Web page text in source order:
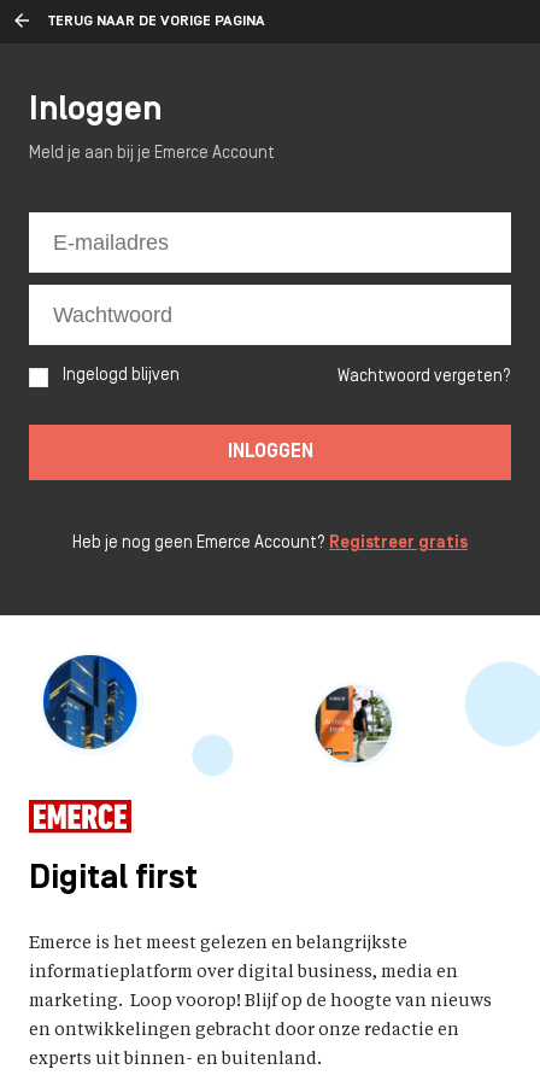
TERUG NAAR DE VORIGE PAGINA
Digital first
Emerce is het meest gelezen en belangrijkste
informatieplatform over digital business, media en
marketing. Loop voorop! Blijf op de hoogte van nieuws
en ontwikkelingen gebracht door onze redactie en
experts uit binnen- en buitenland.
Inloggen
Meld je aan bij je Emerce Account
Ingelogd blijven Wachtwoord vergeten?
INLOGGEN
Heb je nog geen Emerce Account? Registreer gratis